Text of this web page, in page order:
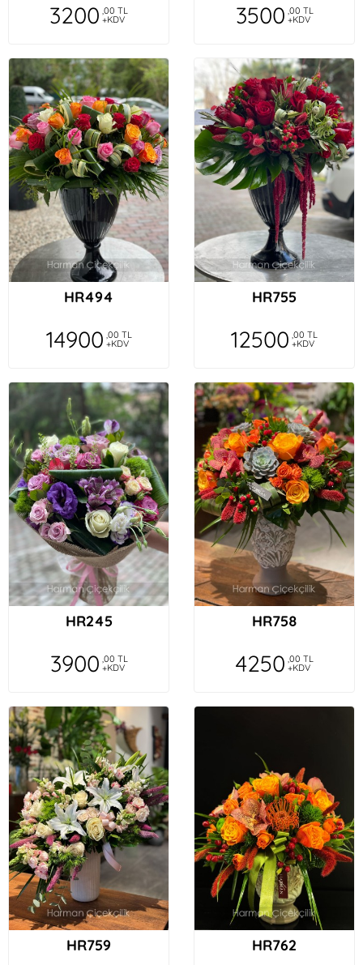
3200 ,00 TL
+KDV 3500 ,00 TL
+KDV
HR494
14900 ,00 TL
+KDV
HR755
12500 ,00 TL
+KDV
HR245
3900 ,00 TL
+KDV
HR758
4250 ,00 TL
+KDV
HR759 HR762